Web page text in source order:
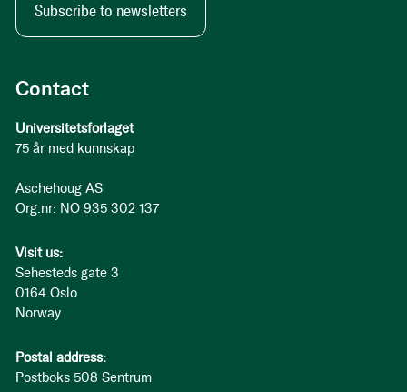
Contact
Universitetsforlaget
75 år med kunnskap
Aschehoug AS
Org.nr: NO 935 302 137
Visit us:
Sehesteds gate 3
0164 Oslo
Norway
Postal address:
Postboks 508 Sentrum
Subscribe to newsletters